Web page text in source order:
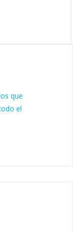
que
el